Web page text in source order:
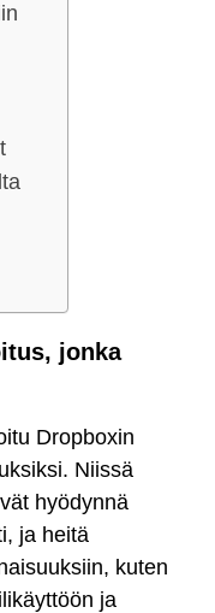
jonka
Dropboxin
Niissä
hyödynnä
ja heitä
kuten
ja